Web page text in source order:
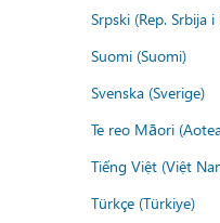
Srpski (Rep. Srbija
Suomi (Suomi)
Svenska (Sverige)
Te reo Māori
Tiếng Việt (Việt
Türkçe (Türkiye)